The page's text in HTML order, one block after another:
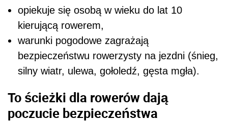
opiekuje się osobą w wieku do lat 10
kierującą rowerem,
warunki pogodowe zagrażają
bezpieczeństwu rowerzysty na jezdni (śnieg,
silny wiatr, ulewa, gołoledź, gęsta mgła).
To ścieżki dla rowerów dają
poczucie bezpieczeństwa